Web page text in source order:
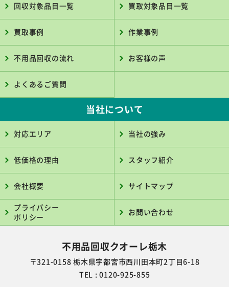
回収対象品目一覧 買取対象品目一覧
買取事例 作業事例
不用品回収の流れ お客様の声
よくあるご質問
当社について
対応エリア 当社の強み
低価格の理由 スタッフ紹介
会社概要 サイトマップ
プライバシー
ポリシー
お問い合わせ
不用品回収クオーレ栃木
〒321-0158 栃木県宇都宮市西川田本町2丁目6-18
TEL : 0120-925-855